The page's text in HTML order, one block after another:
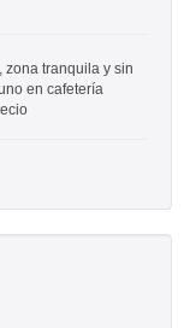
zona tranquila y sin
en cafetería